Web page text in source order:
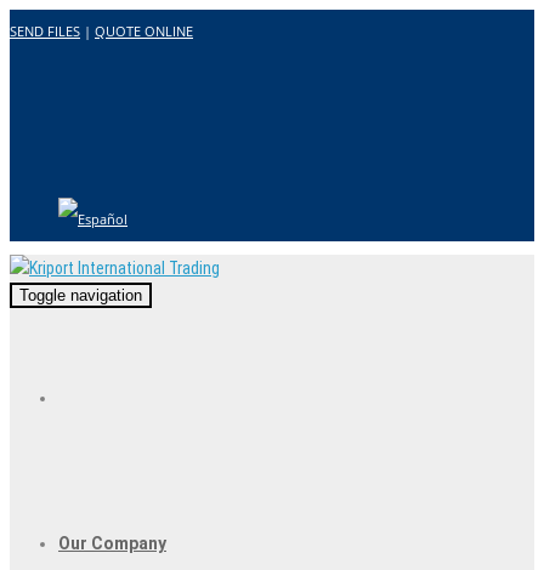
SEND FILES | QUOTE ONLINE
Toggle navigation
Our Company